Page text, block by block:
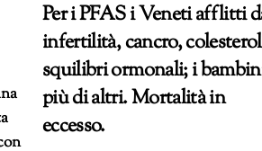
Per i PFAS i Veneti afflitti
infertilità, cancro,
squilibri ormonali; i
più di altri. Mortalità in
eccesso.